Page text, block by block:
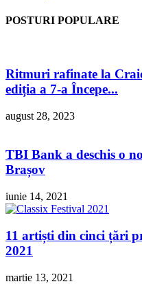
POSTURI POPULARE
Ritmuri rafinate la
ediția a 7-a Începe...
august 28, 2023
TBI Bank a deschis o
Brașov
iunie 14, 2021
11 artiști din cinci țări
2021
martie 13, 2021